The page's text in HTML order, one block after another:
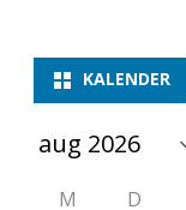
KALENDER
M D